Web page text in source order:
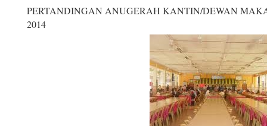
PERTANDINGAN ANUGERAH KANTIN/DEWAN
2014